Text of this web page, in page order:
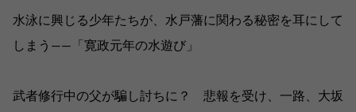
水泳に興じる少年たちが、水戸藩に関わる秘密を耳にして
しまう――「寛政元年の水遊び」
武者修行中の父が騙し討ちに？ 悲報を受け、一路、大坂